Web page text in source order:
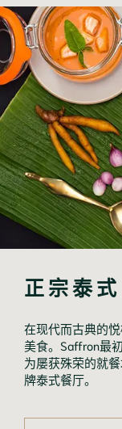
正宗泰
在现代而古典的
美食。Saffron最
为屡获殊荣的就
牌泰式餐厅。